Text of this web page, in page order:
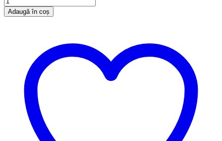
Adaugă în coș